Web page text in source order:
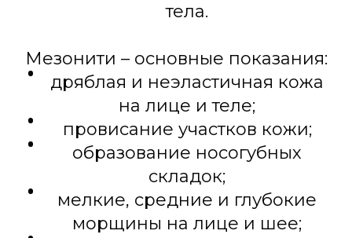
тела.
Мезонити – основные показания:
дряблая и неэластичная кожа
на лице и теле;
провисание участков кожи;
образование носогубных
складок;
мелкие, средние и глубокие
морщины на лице и шее;